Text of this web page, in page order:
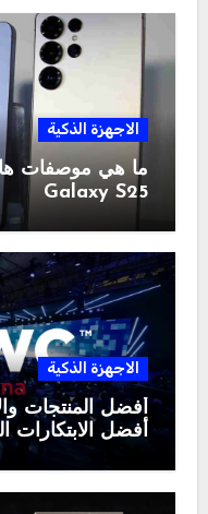
الاجهزة الذكية
ما هي موصفات
Galaxy S25
الاجهزة الذكية
أفضل الابتكارات